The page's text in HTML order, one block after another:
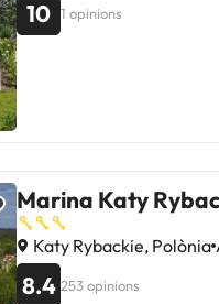
10 1 opinions
Marina Katy
Katy Rybackie, Polònia
8.4 253 opinions